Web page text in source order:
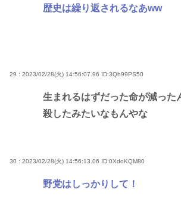
歴史は繰り返されるなあww
29 : 2023/02/28(火) 14:56:07.96 ID:3Qh99PS50
生まれるはずだった命が減った
殺したみたいなもんやな
30 : 2023/02/28(火) 14:56:13.06 ID:0XdoKQM80
野党はしっかりして！